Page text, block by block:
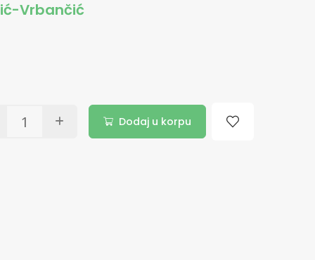
Vrbančić
Dodaj u korpu